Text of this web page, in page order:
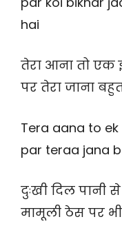
hai
तेरा आना तो एक
पर तेरा जाना
Tera aana to
par teraa jana
दुःखी दिल पानी
मामूली ठेस पर